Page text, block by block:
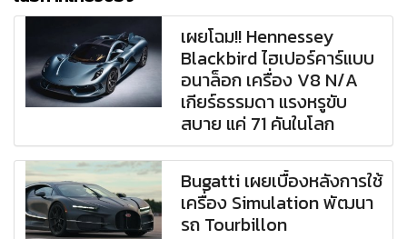
เผยโฉม!! Hennessey
Blackbird ไฮเปอร์คาร์แบบ
อนาล็อก เครื่อง V8 N/A
เกียร์ธรรมดา แรงหรูขับ
สบาย แค่ 71 คันในโลก
Bugatti เผยเบื้องหลังการใช้
เครื่อง Simulation พัฒนา
รถ Tourbillon